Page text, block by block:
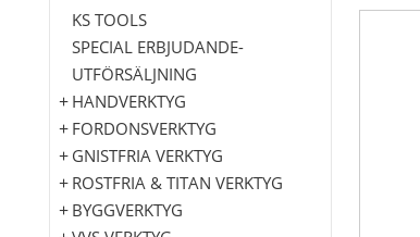
KS TOOLS
SPECIAL ERBJUDANDE-
UTFÖRSÄLJNING
HANDVERKTYG
FORDONSVERKTYG
GNISTFRIA VERKTYG
ROSTFRIA & TITAN VERKTYG
BYGGVERKTYG